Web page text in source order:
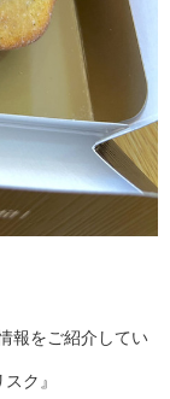
報をご紹介してい
ク』